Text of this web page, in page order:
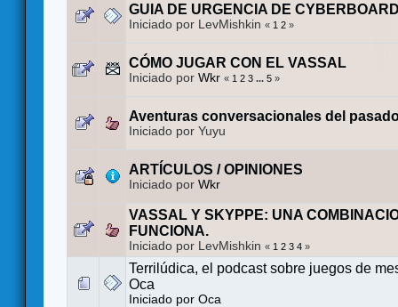
GUIA DE URGENCIA DE
Iniciado por LevMishkin « 1 2 »
CÓMO JUGAR CON EL VASSAL
Iniciado por Wkr « 1 2 3 ... 5 »
Aventuras conversacionales del
Iniciado por Yuyu
ARTÍCULOS / OPINIONES
Iniciado por Wkr
VASSAL Y SKYPPE: UNA
FUNCIONA.
Iniciado por LevMishkin « 1 2 3 4 »
Terrilúdica, el podcast sobre juegos de
Oca
Iniciado por Oca